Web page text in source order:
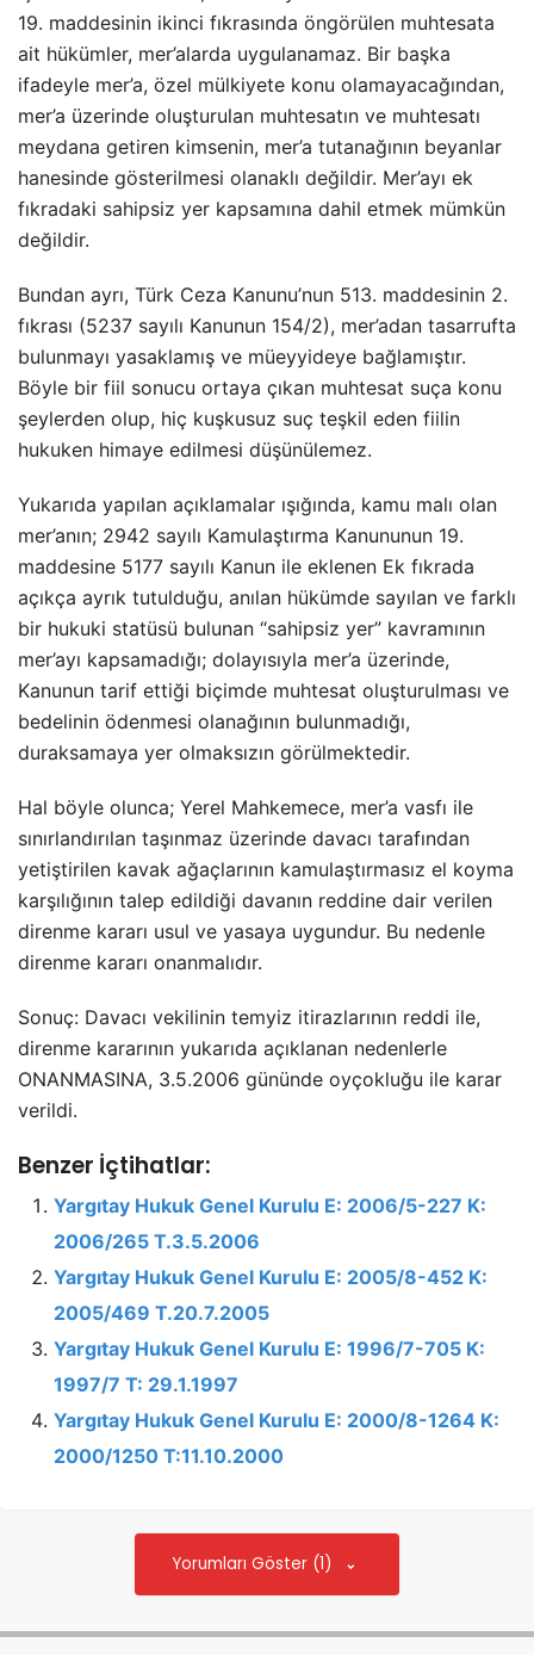
19. maddesinin ikinci fıkrasında öngörülen muhtesata
ait hükümler, mer’alarda uygulanamaz. Bir başka
ifadeyle mer’a, özel mülkiyete konu olamayacağından,
mer’a üzerinde oluşturulan muhtesatın ve muhtesatı
meydana getiren kimsenin, mer’a tutanağının beyanlar
hanesinde gösterilmesi olanaklı değildir. Mer’ayı ek
fıkradaki sahipsiz yer kapsamına dahil etmek mümkün
değildir.
Bundan ayrı, Türk Ceza Kanunu’nun 513. maddesinin 2.
fıkrası (5237 sayılı Kanunun 154/2), mer’adan tasarrufta
bulunmayı yasaklamış ve müeyyideye bağlamıştır.
Böyle bir fiil sonucu ortaya çıkan muhtesat suça konu
şeylerden olup, hiç kuşkusuz suç teşkil eden fiilin
hukuken himaye edilmesi düşünülemez.
Yukarıda yapılan açıklamalar ışığında, kamu malı olan
mer’anın; 2942 sayılı Kamulaştırma Kanununun 19.
maddesine 5177 sayılı Kanun ile eklenen Ek fıkrada
açıkça ayrık tutulduğu, anılan hükümde sayılan ve farklı
bir hukuki statüsü bulunan “sahipsiz yer” kavramının
mer’ayı kapsamadığı; dolayısıyla mer’a üzerinde,
Kanunun tarif ettiği biçimde muhtesat oluşturulması ve
bedelinin ödenmesi olanağının bulunmadığı,
duraksamaya yer olmaksızın görülmektedir.
Hal böyle olunca; Yerel Mahkemece, mer’a vasfı ile
sınırlandırılan taşınmaz üzerinde davacı tarafından
yetiştirilen kavak ağaçlarının kamulaştırmasız el koyma
karşılığının talep edildiği davanın reddine dair verilen
direnme kararı usul ve yasaya uygundur. Bu nedenle
direnme kararı onanmalıdır.
Sonuç: Davacı vekilinin temyiz itirazlarının reddi ile,
direnme kararının yukarıda açıklanan nedenlerle
ONANMASINA, 3.5.2006 gününde oyçokluğu ile karar
verildi.
Benzer İçtihatlar:
Yargıtay Hukuk Genel Kurulu E: 2006/5-227 K:
2006/265 T.3.5.2006
Yargıtay Hukuk Genel Kurulu E: 2005/8-452 K:
2005/469 T.20.7.2005
Yargıtay Hukuk Genel Kurulu E: 1996/7-705 K:
1997/7 T: 29.1.1997
Yargıtay Hukuk Genel Kurulu E: 2000/8-1264 K:
2000/1250 T:11.10.2000
Yorumları Göster (1)